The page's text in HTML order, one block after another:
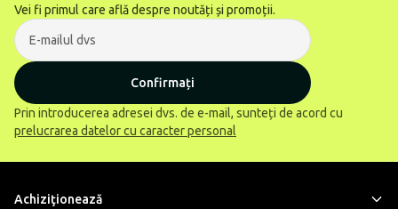
Vei fi primul care află despre noutăți și promoții.
Confirmați
Prin introducerea adresei dvs. de e-mail, sunteți de acord cu
prelucrarea datelor cu caracter personal
Achiziţionează